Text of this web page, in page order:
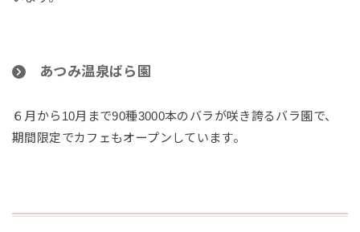
あつみ温泉ばら園
６月から10月まで90種3000本のバラが咲き誇るバラ園で、
期間限定でカフェもオープンしています。